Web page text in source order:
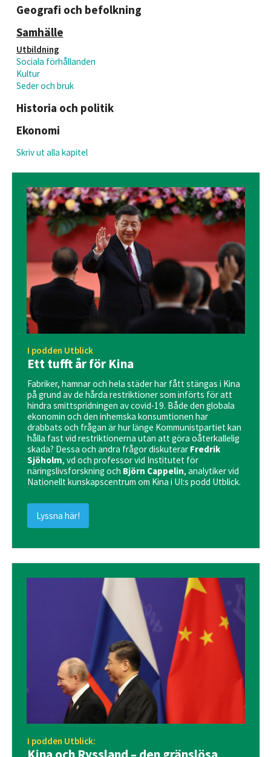
Geografi och befolkning
Samhälle
Utbildning
Sociala förhållanden
Kultur
Seder och bruk
Historia och politik
Ekonomi
Skriv ut alla kapitel
I podden Utblick
Ett tufft år för Kina
Fabriker, hamnar och hela städer har fått stängas i Kina
på grund av de hårda restriktioner som införts för att
hindra smittspridningen av covid-19. Både den globala
ekonomin och den inhemska konsumtionen har
drabbats och frågan är hur länge Kommunistpartiet kan
hålla fast vid restriktionerna utan att göra oåterkallelig
skada? Dessa och andra frågor diskuterar Fredrik
Sjöholm, vd och professor vid Institutet för
näringslivsforskning och Björn Cappelin, analytiker vid
Nationellt kunskapscentrum om Kina i UI:s podd Utblick.
Lyssna här!
I podden Utblick: